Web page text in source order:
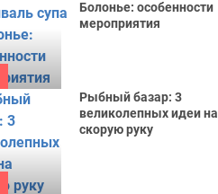
Болонье: особенности
мероприятия
Рыбный базар: 3
великолепных идеи на
скорую руку